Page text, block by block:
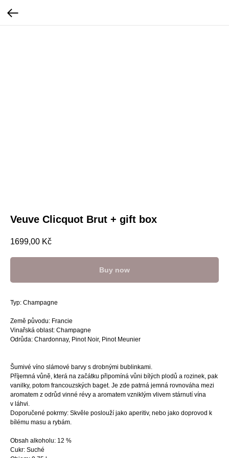
Veuve Clicquot Brut + gift box
1699,00 Kč
Buy now
Typ: Champagne
Země původu: Francie
Vinařská oblast: Champagne
Odrůda: Chardonnay, Pinot Noir, Pinot Meunier
Šumivé víno slámové barvy s drobnými bublinkami.
Příjemná vůně, která na začátku připomíná vůni bílých plodů a rozinek, pak
vanilky, potom francouzských baget. Je zde patrná jemná rovnováha mezi
aromatem z odrůd vinné révy a aromatem vzniklým vlivem stárnutí vína
v láhvi.
Doporučené pokrmy: Skvěle poslouží jako aperitiv, nebo jako doprovod k
bílému masu a rybám.
Obsah alkoholu: 12 %
Cukr: Suché